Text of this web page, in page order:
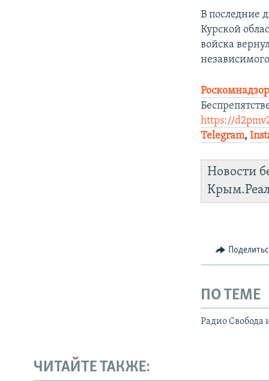
В последние
Курской
войска
https://
Telegram,
Новости
ПО ТЕМЕ
Радио Свобода
ЧИТАЙТЕ ТАКЖЕ: